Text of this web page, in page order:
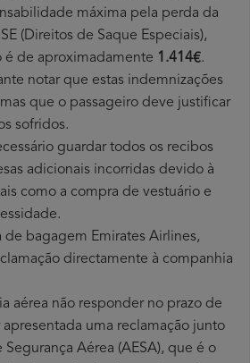
máxima pela perda da
(Direitos de Saque Especiais),
é de aproximadamente 1.414€.
notar que estas indemnizações
que o passageiro deve justificar
sofridos.
guardar todos os recibos
adicionais incorridas devido à
como a compra de vestuário e
de bagagem Emirates Airlines,
directamente à companhia
aérea não responder no prazo de
uma reclamação junto
Aérea (AESA), que é o